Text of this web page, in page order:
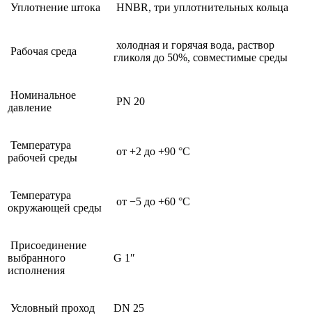
Уплотнение штока HNBR, три уплотнительных кольца
Рабочая среда
холодная и горячая вода, раствор
гликоля до 50%, совместимые среды
Номинальное
давление
PN 20
Температура
рабочей среды
от +2 до +90 °C
Температура
окружающей среды
от −5 до +60 °C
Присоединение
выбранного
исполнения
G 1″
Условный проход DN 25